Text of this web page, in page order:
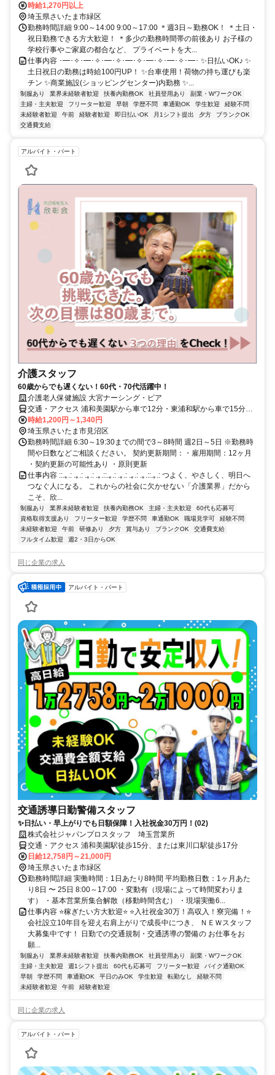
時給1,270円以上
埼玉県さいたま市緑区
勤務時間詳細 9:00～14:00 9:00～17:00 ＊週3日～勤務OK！ ＊土日・
祝日勤務できる方大歓迎！ ＊多少の勤務時間帯の前後あり お子様の
学校行事やご家庭の都合など、 プライベートを大...
仕事内容 ･━･✧･━･✧･━･✧･━･✧･━･✧･━･✧･━･ ✨日払いOK♪ ✨
土日祝日の勤務は時給100円UP！ ✨台車使用！荷物の持ち運びも楽
チン ✨商業施設(ショッピングセンター)内勤務 ✨...
制服あり 業界未経験者歓迎 扶養内勤務OK 社員登用あり
副業・WワークOK
主婦・主夫歓迎
フリーター歓迎 早朝 学歴不問 車通勤OK 学生歓迎
経験不問
未経験者歓迎
午前 経験者歓迎 即日払いOK 月1シフト提出 夕方
ブランクOK
交通費支給
アルバイト・パート
介護スタッフ
60歳からでも遅くない！60代・70代活躍中！
介護老人保健施設 大宮ナーシング・ピア
交通・アクセス 浦和美園駅から車で12分・東浦和駅から車で15分・
大宮駅からバスで25分
時給1,200円～1,340円
埼玉県さいたま市見沼区
勤務時間詳細 6:30～19:30までの間で3～8時間 週2日～5日 ※勤務時
間や日数などご相談ください。 契約更新期間：・雇用期間：12ヶ月
・契約更新の可能性あり ・原則更新
仕事内容 ::.｡.: .｡.: .｡.: .｡.::.｡.: .｡.: .｡.: .｡.::.｡.: つよく、やさしく、明日へ
つなぐ人になる。 これからの社会に欠かせない「介護業界」だから
こそ、欣...
制服あり 業界未経験者歓迎 扶養内勤務OK 主婦・主夫歓迎
60代も応募可
資格取得支援あり
フリーター歓迎 学歴不問 車通勤OK 職場見学可
経験不問
未経験者歓迎
午前 研修あり 夕方 賞与あり ブランクOK
交通費支給
フルタイム歓迎
週2・3日からOK
同じ企業の求人
アルバイト・パート
交通誘導日勤警備スタッフ
✨日払い・早上がりでも日額保障！入社祝金30万円！(02)
株式会社ジャパンプロスタッフ 埼玉営業所
交通・アクセス 浦和美園駅徒歩15分、または東川口駅徒歩17分
日給12,758円～21,000円
埼玉県さいたま市緑区
勤務時間詳細 実働時間：1日あたり8時間 平均勤務日数：1ヶ月あた
り8日 〜 25日 8:00～17:00 ・変動有（現場によって時間変わりま
す） ・基本営業所集合解散（移動時間含む） ・現場実働6...
仕事内容 ⭐稼ぎたい方大歓迎⭐ ⭐入社祝金30万！高収入！寮完備！⭐
会社設立10年目を迎え右肩上がりで成長中につき、 ＮＥＷスタッフ
大募集中です！ 日勤での交通規制・交通誘導の警備の お仕事をお
願...
制服あり 業界未経験者歓迎 扶養内勤務OK 社員登用あり
副業・WワークOK
主婦・主夫歓迎
週1シフト提出 60代も応募可 フリーター歓迎
バイク通勤OK
早朝
学歴不問 車通勤OK 平日のみOK 学生歓迎 転勤なし
経験不問
未経験者歓迎
午前 経験者歓迎
同じ企業の求人
アルバイト・パート